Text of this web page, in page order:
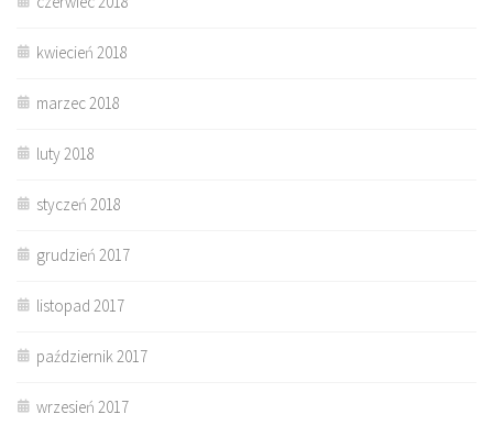
kwiecień 2018
marzec 2018
luty 2018
styczeń 2018
grudzień 2017
listopad 2017
październik 2017
wrzesień 2017